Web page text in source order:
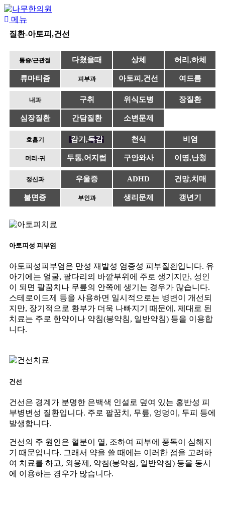
메뉴
질환-아토피,건선
통증/근관절 다쳤을때 상체 허리,하체
류마티즘 피부과 아토피,건선 여드름
내과 구취 위식도병 장질환
심장질환 간담질환 소변문제
호흡기 감기,독감 천식 비염
머리·귀 두통,어지럼 구안와사 이명,난청
정신과 우울증 ADHD 건망,치매
불면증 부인과 생리문제 갱년기
아토피성 피부염
아토피성피부염은 만성 재발성 염증성 피부질환입니다. 유
아기에는 얼굴, 팔다리의 바깥부위에 주로 생기지만, 성인
이 되면 팔꿈치나 무릎의 안쪽에 생기는 경우가 많습니다.
스테로이드제 등을 사용하면 일시적으로는 병변이 개선되
지만, 장기적으로 환부가 더욱 나빠지기 때문에, 제대로 된
치료는 주로 한약이나 약침(봉약침, 일반약침) 등을 이용합
니다.
건선
건선은 경계가 분명한 은백색 인설로 덮여 있는 홍반성 피
부병변성 질환입니다. 주로 팔꿈치, 무릎, 엉덩이, 두피 등에
발생합니다.
건선의 주 원인은 혈분이 열, 조하여 피부에 풍독이 심해지
기 때문입니다. 그래서 약을 쓸 때에는 이러한 점을 고려하
여 치료를 하고, 외용제, 약침(봉약침, 일반약침) 등을 동시
에 이용하는 경우가 많습니다.